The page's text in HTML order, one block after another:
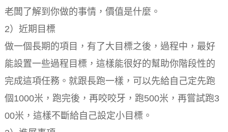
老闆了解到你做的事情，價值是什麼。
2）近期目標
做一個長期的項目，有了大目標之後，過程中，最好
能設置一些過程目標，這樣能很好的幫助你階段性的
完成這項任務。就跟長跑一樣，可以先給自己定先跑
個1000米，跑完後，再咬咬牙，跑500米，再嘗試跑3
00米，這樣不斷給自己設定小目標。